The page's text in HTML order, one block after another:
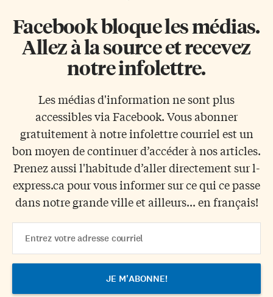
Facebook bloque les médias.
Allez à la source et recevez
notre infolettre.
Les médias d'information ne sont plus
accessibles via Facebook. Vous abonner
gratuitement à notre infolettre courriel est un
bon moyen de continuer d’accéder à nos articles.
Prenez aussi l'habitude d’aller directement sur l-
express.ca pour vous informer sur ce qui ce passe
dans notre grande ville et ailleurs... en français!
Address